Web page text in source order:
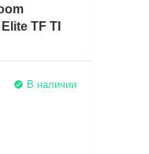
TF TI
В наличии